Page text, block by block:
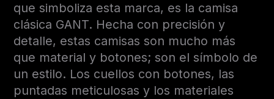
que simboliza esta marca, es la camisa
clásica GANT. Hecha con precisión y
detalle, estas camisas son mucho más
que material y botones; son el símbolo de
un estilo. Los cuellos con botones, las
puntadas meticulosas y los materiales